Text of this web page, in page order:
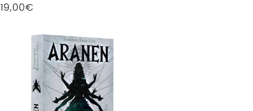
Prix
19,00€